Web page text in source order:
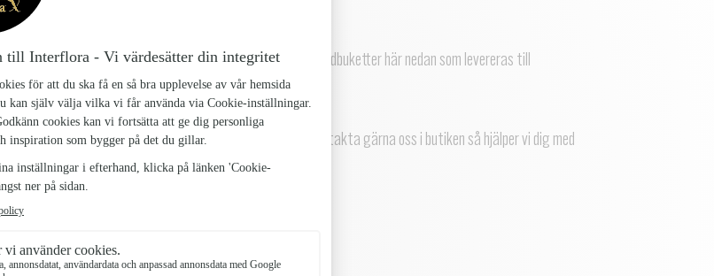
Om du närvarar på begravningen, kan du beställa handbuketter här nedan som levereras till
begravningsplatsen.
Beställ minst tre dagar innan begravningen eller kontakta gärna oss i butiken så hjälper vi dig med
rådgivning och beställning!